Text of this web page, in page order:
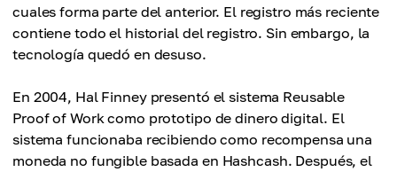
cuales forma parte del anterior. El registro más reciente
contiene todo el historial del registro. Sin embargo, la
tecnología quedó en desuso.
En 2004, Hal Finney presentó el sistema Reusable
Proof of Work como prototipo de dinero digital. El
sistema funcionaba recibiendo como recompensa una
moneda no fungible basada en Hashcash. Después, el